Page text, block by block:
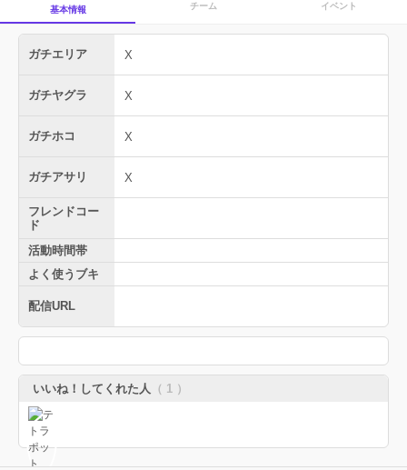
基本情報 チーム イベント
ガチエリア X
ガチヤグラ X
ガチホコ X
ガチアサリ X
フレンドコー
ド
活動時間帯
よく使うブキ
配信URL
いいね！してくれた人 （ 1 ）